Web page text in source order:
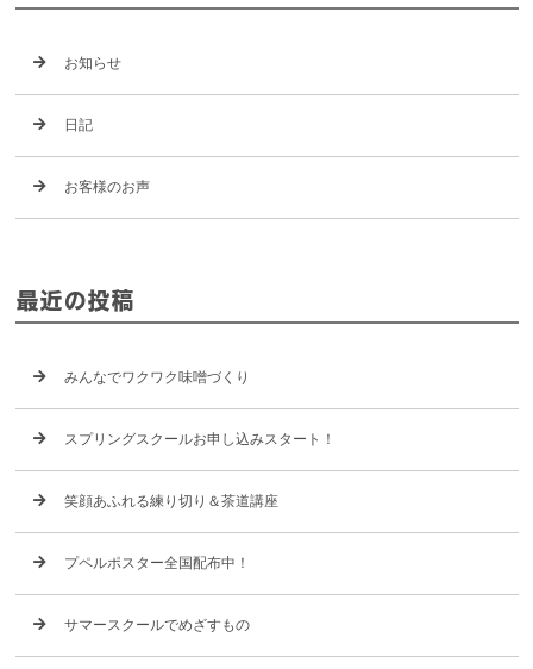
お知らせ
日記
お客様のお声
最近の投稿
みんなでワクワク味噌づくり
スプリングスクールお申し込みスタート！
笑顔あふれる練り切り＆茶道講座
プペルポスター全国配布中！
サマースクールでめざすもの